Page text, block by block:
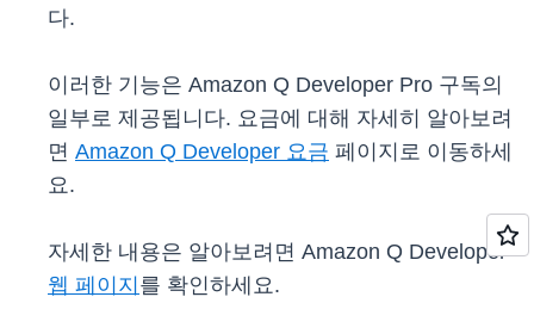
다.
이러한 기능은 Amazon Q Developer Pro 구독의
일부로 제공됩니다. 요금에 대해 자세히 알아보려
면 Amazon Q Developer 요금 페이지로 이동하세
요.
자세한 내용은 알아보려면 Amazon Q Developer
웹 페이지 를 확인하세요.